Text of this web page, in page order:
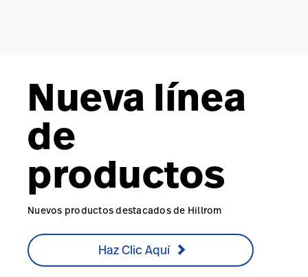
Nueva línea
de
productos
Nuevos productos destacados de Hillrom
Haz Clic Aquí